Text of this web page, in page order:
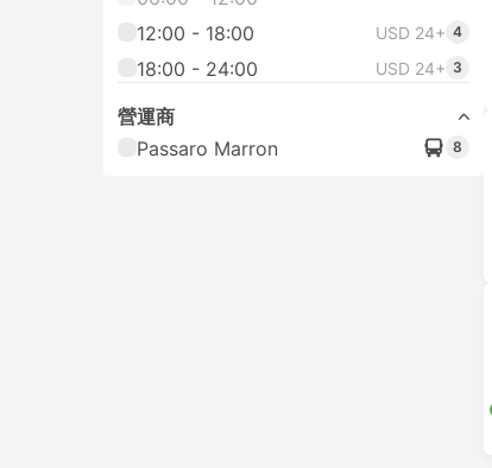
12:00 - 18:00
USD 24+ 4
18:00 - 24:00 USD 24+ 3
營運商
Passaro Marron
8